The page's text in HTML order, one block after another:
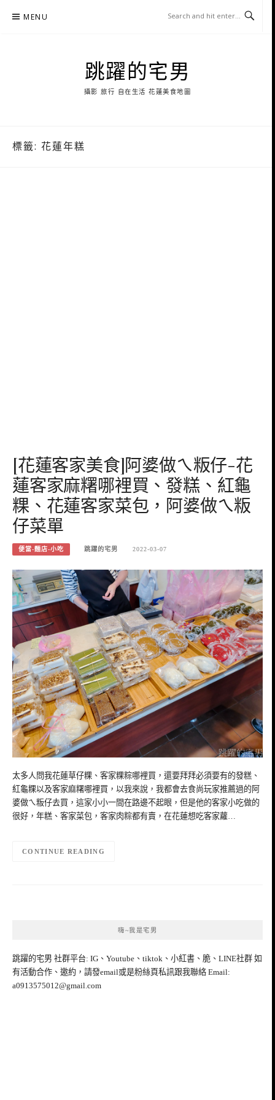
MENU
跳躍的宅男
攝影 旅行 自在生活 花蓮美食地圖
標籤: 花蓮年糕
[花蓮客家美食]阿婆做ㄟ粄仔-花
蓮客家麻糬哪裡買、發糕、紅龜
粿、花蓮客家菜包，阿婆做ㄟ粄
仔菜單
便當-麵店-小吃 跳躍的宅男 2022-03-07
太多人問我花蓮草仔粿、客家粿粽哪裡買，還要拜拜必須要有的發糕、
紅龜粿以及客家麻糬哪裡買，以我來說，我都會去食尚玩家推薦過的阿
婆做ㄟ粄仔去買，這家小小一間在路邊不起眼，但是他的客家小吃做的
很好，年糕、客家菜包，客家肉粽都有賣，在花蓮想吃客家蘿…
CONTINUE READING
嗨~我是宅男
跳躍的宅男 社群平台: IG、Youtube、tiktok、小紅書、脆、LINE社群 如
有活動合作、邀約，請發email或是粉絲頁私訊跟我聯絡 Email:
a0913575012@gmail.com